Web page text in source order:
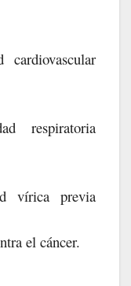
cardiovascular
respiratoria
vírica previa
el cáncer.